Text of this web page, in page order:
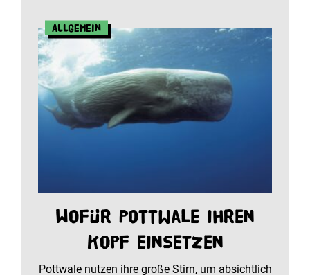
Allgemein
Wofür Pottwale ihren
Kopf einsetzen
Pottwale nutzen ihre große Stirn, um absichtlich